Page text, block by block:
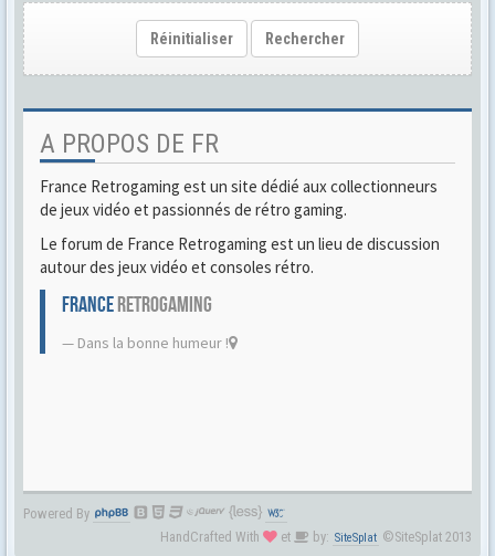
Réinitialiser Rechercher
A PROPOS DE FR
France Retrogaming est un site dédié aux collectionneurs
de jeux vidéo et passionnés de rétro gaming.
Le forum de France Retrogaming est un lieu de discussion
autour des jeux vidéo et consoles rétro.
FRANCERETROGAMING
Dans la bonne humeur !
Powered By
HandCrafted With
et by: SiteSplat ©SiteSplat 2013